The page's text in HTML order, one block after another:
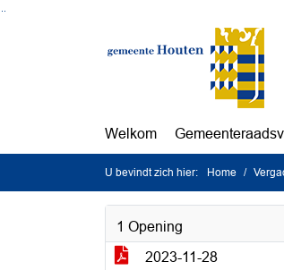
Welkom
U bevindt zich hier: Home
1 Opening
2023-11-28